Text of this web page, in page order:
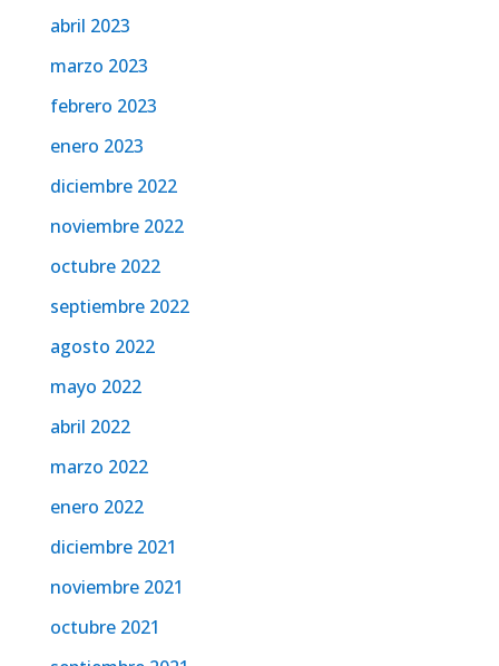
abril 2023
marzo 2023
febrero 2023
enero 2023
diciembre 2022
noviembre 2022
octubre 2022
septiembre 2022
agosto 2022
mayo 2022
abril 2022
marzo 2022
enero 2022
diciembre 2021
noviembre 2021
octubre 2021